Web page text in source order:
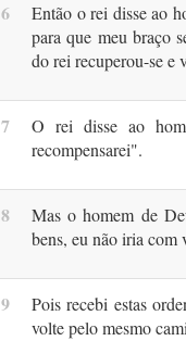
6
Então o rei disse ao
para que meu braço
do rei recuperou-se e
7
O rei disse ao
recompensarei".
8
Mas o homem de
bens, eu não iria com
9
Pois recebi estas
volte pelo mesmo